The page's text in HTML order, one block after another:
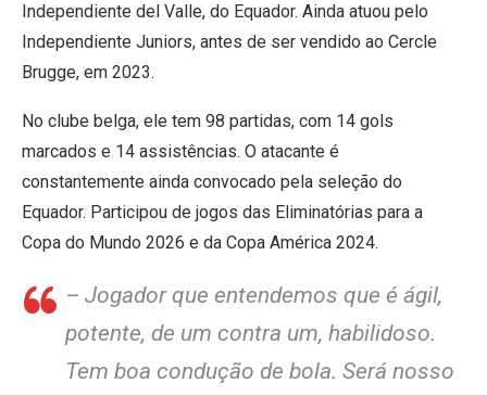
Independiente del Valle, do Equador. Ainda atuou pelo
Independiente Juniors, antes de ser vendido ao Cercle
Brugge, em 2023.
No clube belga, ele tem 98 partidas, com 14 gols
marcados e 14 assistências. O atacante é
constantemente ainda convocado pela seleção do
Equador. Participou de jogos das Eliminatórias para a
Copa do Mundo 2026 e da Copa América 2024.
– Jogador que entendemos que é ágil,
potente, de um contra um, habilidoso.
Tem boa condução de bola. Será nosso